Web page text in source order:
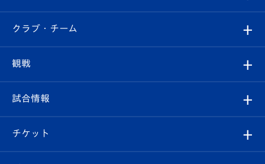
すべて
クラブ
試合情報
クラブ・チーム
クラブ概要
エンブレム紹介
観戦
観戦ルール
はじめての観戦ガイド
試合情報
試合日程/結果
チケット